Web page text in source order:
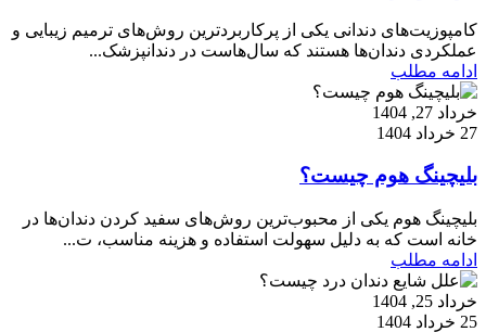
کامپوزیت‌های دندانی یکی از پرکاربردترین روش‌های ترمیم زیبایی و
عملکردی دندان‌ها هستند که سال‌هاست در دندانپزشک...
ادامه مطلب
خرداد 27, 1404
27 خرداد 1404
بلیچینگ هوم چیست؟
بلیچینگ هوم یکی از محبوب‌ترین روش‌های سفید کردن دندان‌ها در
خانه است که به دلیل سهولت استفاده و هزینه مناسب، ت...
ادامه مطلب
خرداد 25, 1404
25 خرداد 1404